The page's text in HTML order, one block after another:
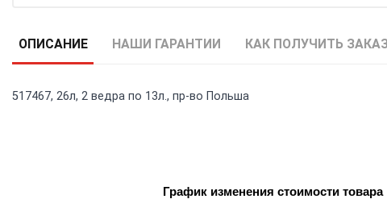
ОПИСАНИЕ НАШИ ГАРАНТИИ КАК ПОЛУЧИТЬ ЗАКАЗ
517467, 26л, 2 ведра по 13л., пр-во Польша
График изменения стоимости товара